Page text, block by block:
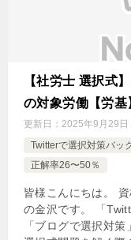
【社労士 選択式
の対象労働【労基
更新日： 2025年9月29日
Twitterで選択対策バッ
正解率26〜50％
皆様こんにちは。
の金沢です。 「
「ブログで選択対